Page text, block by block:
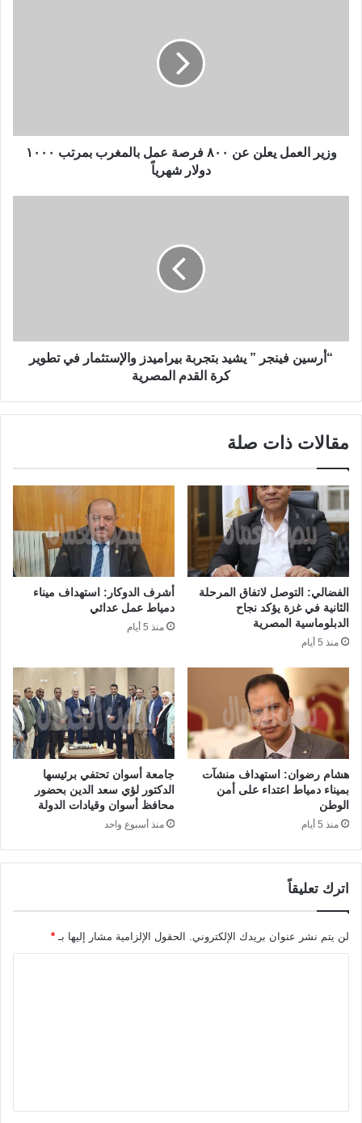
وزير العمل يعلن عن ٨٠٠ فرصة عمل بالمغرب بمرتب ١٠٠٠
دولار شهرياً
“أرسين فينجر ” يشيد بتجربة بيراميدز والإستثمار في تطوير
كرة القدم المصرية
مقالات ذات صلة
الفضالي: التوصل لاتفاق المرحلة
الثانية في غزة يؤكد نجاح
الدبلوماسية المصرية
منذ 5 أيام
أشرف الدوكار: استهداف ميناء
دمياط عمل عدائي
منذ 5 أيام
هشام رضوان: استهداف منشآت
بميناء دمياط اعتداء على أمن
الوطن
منذ 5 أيام
جامعة أسوان تحتفي برئيسها
الدكتور لؤي سعد الدين بحضور
محافظ أسوان وقيادات الدولة
منذ أسبوع واحد
اترك تعليقاً
لن يتم نشر عنوان بريدك الإلكتروني. الحقول الإلزامية مشار إليها بـ *
ق